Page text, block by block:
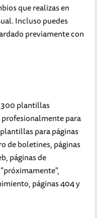
que realizas en
Incluso puedes
previamente con
300 plantillas
para
para páginas
de boletines, páginas
páginas de
páginas 404 y